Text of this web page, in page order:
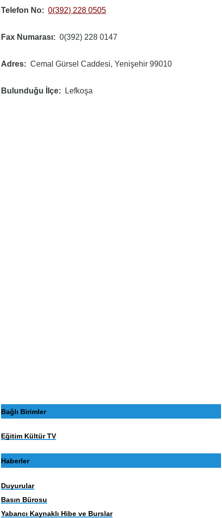
Telefon No 0(392) 228 0505
Fax Numarası 0(392) 228 0147
Adres Cemal Gürsel Caddesi, Yenişehir 99010
Bulunduğu İlçe Lefkoşa
Bağlı Birimler
Eğitim Kültür TV
Haberler
Duyurular
Basın Bürosu
Yabancı Kaynaklı Hibe ve Burslar